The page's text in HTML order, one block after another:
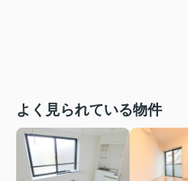
よく見られている物件